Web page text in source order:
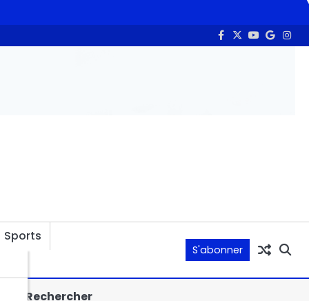
Sports
S'abonner
Rechercher